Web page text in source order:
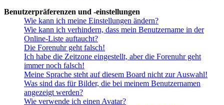
Benutzerpräferenzen und -einstellungen
Wie kann ich meine Einstellungen ändern?
Wie kann ich verhindern, dass mein Benutzername in der
Online-Liste auftaucht?
Die Forenuhr geht falsch!
Ich habe die Zeitzone eingestellt, aber die Forenuhr geht
immer noch falsch!
Meine Sprache steht auf diesem Board nicht zur Auswahl!
Was sind das für Bilder, die bei meinem Benutzernamen
angezeigt werden?
Wie verwende ich einen Avatar?